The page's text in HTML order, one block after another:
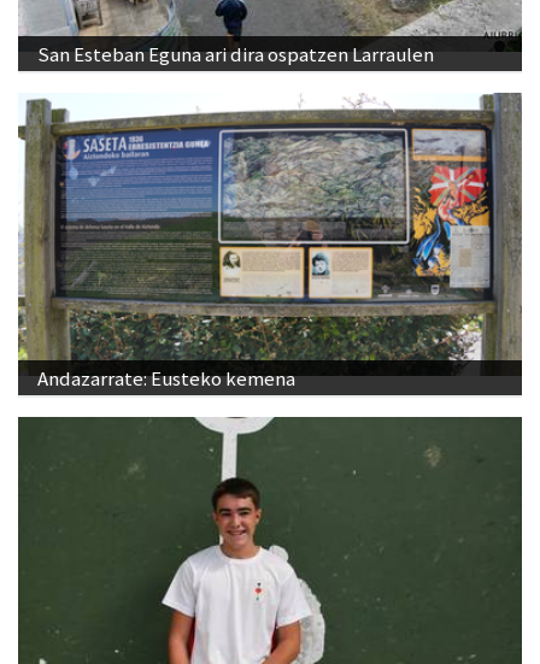
San Esteban Eguna ari dira ospatzen Larraulen
Andazarrate: Eusteko kemena